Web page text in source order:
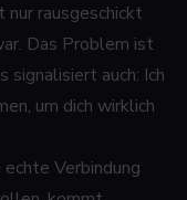
nur rausgeschickt
Das Problem ist
signalisiert auch: Ich
um dich wirklich
echte Verbindung